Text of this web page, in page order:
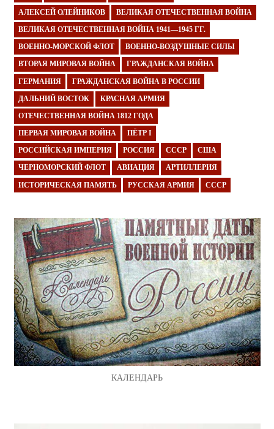
АЛЕКСЕЙ ОЛЕЙНИКОВ ВЕЛИКАЯ ОТЕЧЕСТВЕННАЯ ВОЙНА
ВЕЛИКАЯ ОТЕЧЕСТВЕННАЯ ВОЙНА 1941—1945 ГГ.
ВОЕННО-МОРСКОЙ ФЛОТ ВОЕННО-ВОЗДУШНЫЕ СИЛЫ
ВТОРАЯ МИРОВАЯ ВОЙНА ГРАЖДАНСКАЯ ВОЙНА
ГЕРМАНИЯ ГРАЖДАНСКАЯ ВОЙНА В РОССИИ
ДАЛЬНИЙ ВОСТОК КРАСНАЯ АРМИЯ
ОТЕЧЕСТВЕННАЯ ВОЙНА 1812 ГОДА
ПЕРВАЯ МИРОВАЯ ВОЙНА ПЁТР I
РОССИЙСКАЯ ИМПЕРИЯ РОССИЯ СССР США
ЧЕРНОМОРСКИЙ ФЛОТ АВИАЦИЯ АРТИЛЛЕРИЯ
ИСТОРИЧЕСКАЯ ПАМЯТЬ РУССКАЯ АРМИЯ СССР
КАЛЕНДАРЬ